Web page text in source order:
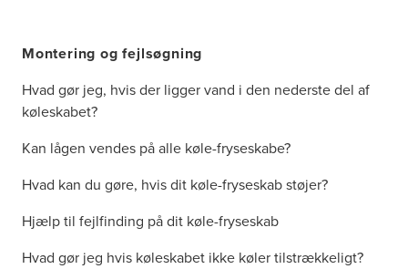
Montering og fejlsøgning
Hvad gør jeg, hvis der ligger vand i den nederste del af
køleskabet?
Kan lågen vendes på alle køle-fryseskabe?
Hvad kan du gøre, hvis dit køle-fryseskab støjer?
Hjælp til fejlfinding på dit køle-fryseskab
Hvad gør jeg hvis køleskabet ikke køler tilstrækkeligt?